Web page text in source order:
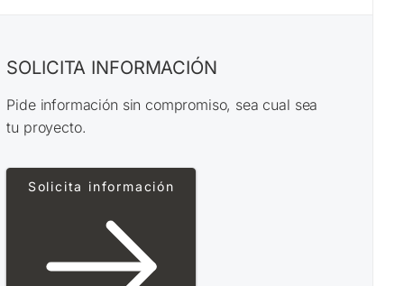
SOLICITA INFORMACIÓN
Pide información sin compromiso, sea cual sea
tu proyecto.
Solicita información